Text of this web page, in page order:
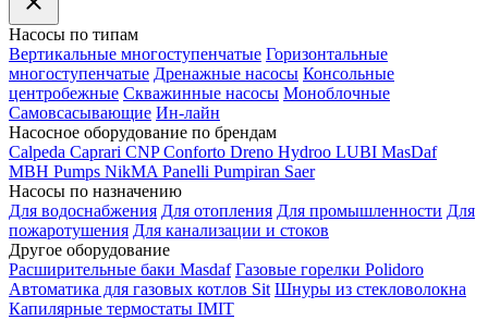
Насосы по типам
Вертикальные многоступенчатые Горизонтальные
многоступенчатые Дренажные насосы Консольные
центробежные Скважинные насосы Моноблочные
Самовсасывающие Ин-лайн
Насосное оборудование по брендам
Calpeda Caprari CNP Conforto Dreno Hydroo LUBI MasDaf
MBH Pumps NikMA Panelli Pumpiran Saer
Насосы по назначению
Для водоснабжения Для отопления Для промышленности Для
пожаротушения Для канализации и стоков
Другое оборудование
Расширительные баки Masdaf Газовые горелки Polidoro
Автоматика для газовых котлов Sit Шнуры из стекловолокна
Капилярные термостаты IMIT